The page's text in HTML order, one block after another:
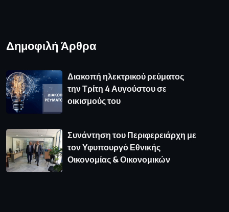
Δημοφιλή Άρθρα
Διακοπή ηλεκτρικού ρεύματος
την Τρίτη 4 Αυγούστου σε
οικισμούς του
Συνάντηση του Περιφερειάρχη με
τον Υφυπουργό Εθνικής
Οικονομίας & Οικονομικών